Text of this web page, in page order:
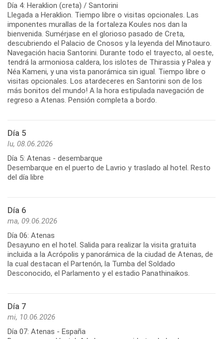
Día 4: Heraklion (creta) / Santorini
Llegada a Heraklion. Tiempo libre o visitas opcionales. Las
imponentes murallas de la fortaleza Koules nos dan la
bienvenida. Sumérjase en el glorioso pasado de Creta,
descubriendo el Palacio de Cnosos y la leyenda del Minotauro.
Navegación hacia Santorini. Durante todo el trayecto, al oeste,
tendrá la armoniosa caldera, los islotes de Thirassia y Palea y
Néa Kameni, y una vista panorámica sin igual. Tiempo libre o
visitas opcionales. Los atardeceres en Santorini son de los
más bonitos del mundo! A la hora estipulada navegación de
regreso a Atenas. Pensión completa a bordo.
Día 5
lu, 08.06.2026
Día 5: Atenas - desembarque
Desembarque en el puerto de Lavrio y traslado al hotel. Resto
del día libre
Día 6
ma, 09.06.2026
Día 06: Atenas
Desayuno en el hotel. Salida para realizar la visita gratuita
incluida a la Acrópolis y panorámica de la ciudad de Atenas, de
la cual destacan el Partenón, la Tumba del Soldado
Desconocido, el Parlamento y el estadio Panathinaikos.
Día 7
mi, 10.06.2026
Día 07: Atenas - España